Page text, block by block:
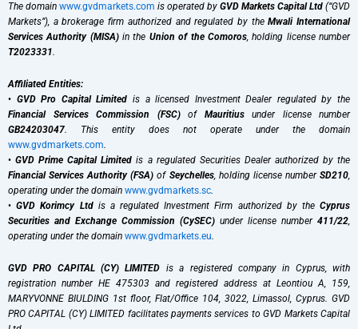
The domain www.gvdmarkets.com is operated by GVD Markets Capital Ltd (“GVD
Markets”), a brokerage firm authorized and regulated by theMwali International
Services Authority (MISA)in the Union of the Comoros, holding license number
T2023331.
Affiliated Entities:
• GVD Pro Capital Limited is a licensed Investment Dealer regulated by the
Financial Services Commission (FSC)of Mauritiusunder license number
GB24203047. This entity does not operate under the domain
www.gvdmarkets.com.
•GVD Prime Capital Limited is a regulated Securities Dealer authorized by the
Financial Services Authority (FSA) of Seychelles, holding license numberSD210,
operating under the domain www.gvdmarkets.sc.
•GVD Korimcy Ltdis a regulated Investment Firm authorized by theCyprus
Securities and Exchange Commission (CySEC) under license number 411/22,
operating under the domain www.gvdmarkets.eu.
GVD PRO CAPITAL (CY) LIMITED is a registered company in Cyprus, with
registration number HE 475303 and registered address at Leontiou A, 159,
MARYVONNE BIULDING 1st floor, Flat/Office 104, 3022, Limassol, Cyprus. GVD
PRO CAPITAL (CY) LIMITED facilitates payments services to GVD Markets Capital